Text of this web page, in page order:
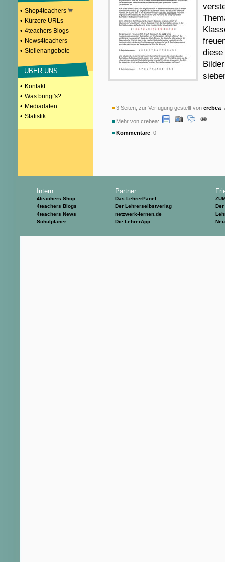
• Shop4teachers
• Kürzere URLs
• 4teachers Blogs
• News4teachers
• Stellenangebote
ÜBER UNS
• Kontakt
• Was bringt's?
• Mediadaten
• Statistik
diese
3 Seiten, zur Verfügung gestellt von crebea
Mehr von crebea:
Kommentare: 0
Intern
4teachers Shop
4teachers Blogs
4teachers News
Schulplaner
Partner
Das LehrerPanel
Der Lehrerselbstverlag
netzwerk-lernen.de
Die LehrerApp